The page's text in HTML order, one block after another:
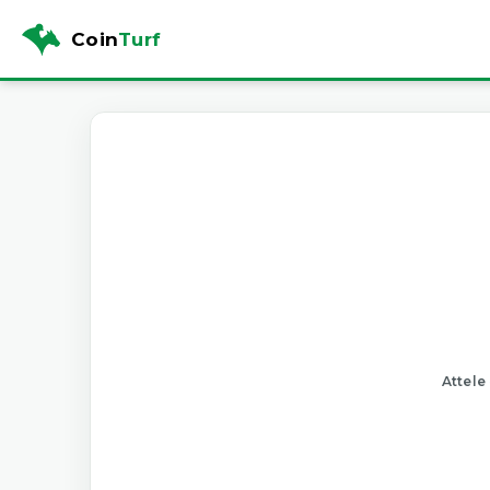
CoinTurf
Attele